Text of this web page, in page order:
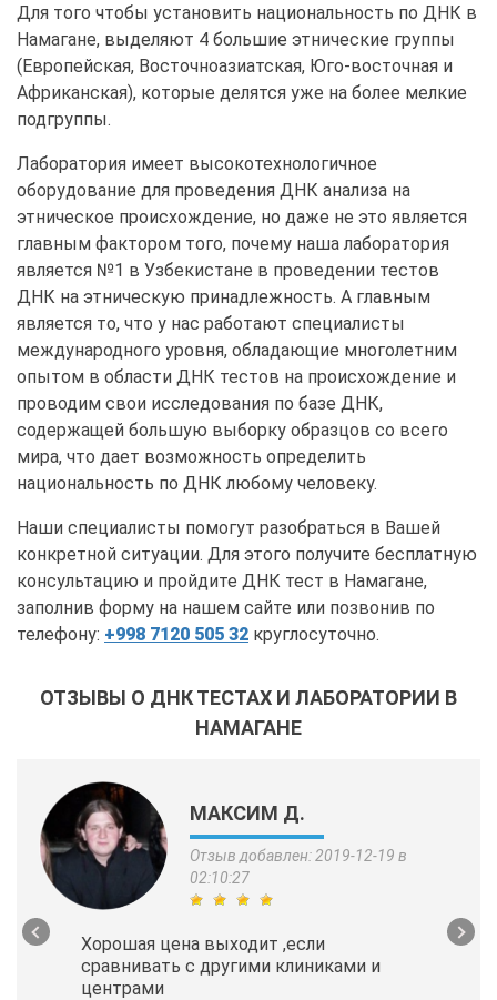
Для того чтобы установить национальность по ДНК в
Намагане, выделяют 4 большие этнические группы
(Европейская, Восточноазиатская, Юго-восточная и
Африканская), которые делятся уже на более мелкие
подгруппы.
Лаборатория имеет высокотехнологичное
оборудование для проведения ДНК анализа на
этническое происхождение, но даже не это является
главным фактором того, почему наша лаборатория
является №1 в Узбекистане в проведении тестов
ДНК на этническую принадлежность. А главным
является то, что у нас работают специалисты
международного уровня, обладающие многолетним
опытом в области ДНК тестов на происхождение и
проводим свои исследования по базе ДНК,
содержащей большую выборку образцов со всего
мира, что дает возможность определить
национальность по ДНК любому человеку.
Наши специалисты помогут разобраться в Вашей
конкретной ситуации. Для этого получите бесплатную
консультацию и пройдите ДНК тест в Намагане,
заполнив форму на нашем сайте или позвонив по
телефону: +998 7120 505 32 круглосуточно.
ОТЗЫВЫ О ДНК ТЕСТАХ И ЛАБОРАТОРИИ В
НАМАГАНЕ
МАКСИМ Д.
Отзыв добавлен: 2019-12-19 в
02:10:27
Хорошая цена выходит ,если
сравнивать с другими клиниками и
центрами